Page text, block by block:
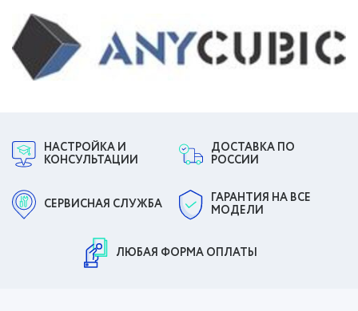
НАСТРОЙКА И
КОНСУЛЬТАЦИИ
ДОСТАВКА ПО
РОССИИ
СЕРВИСНАЯ СЛУЖБА
ГАРАНТИЯ НА ВСЕ
МОДЕЛИ
ЛЮБАЯ ФОРМА ОПЛАТЫ